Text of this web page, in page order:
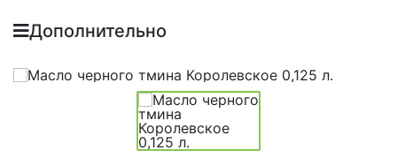
Дополнительно